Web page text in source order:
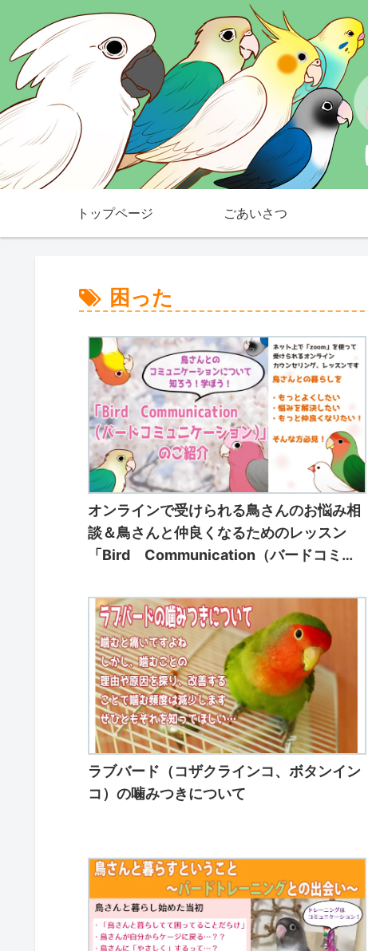
トップページ ごあいさつ
困った
オンラインで受けられる鳥さんのお悩み相
談＆鳥さんと仲良くなるためのレッスン
「Bird Communication（バードコミュ
ラブバード（コザクラインコ、ボタンイン
コ）の噛みつきについて